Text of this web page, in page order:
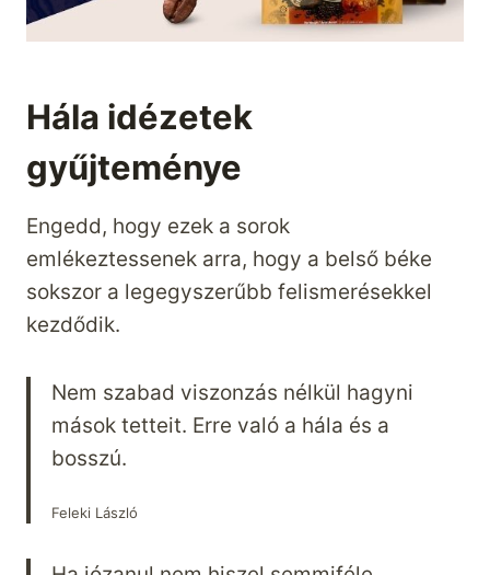
Hála idézetek
gyűjteménye
Engedd, hogy ezek a sorok
emlékeztessenek arra, hogy a belső béke
sokszor a legegyszerűbb felismerésekkel
kezdődik.
Nem szabad viszonzás nélkül hagyni
mások tetteit. Erre való a hála és a
bosszú.
Feleki László